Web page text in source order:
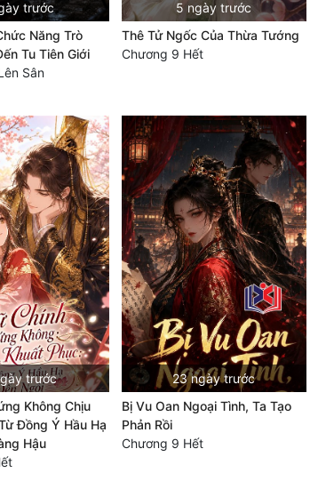
trước
Năng Trò
Tu Tiên Giới
Sân
5 ngày trước
Thê Tử Ngốc Của Thừa Tướng
Chương 9 Hết
trước
Không Chịu
Đồng Ý Hầu Hạ
Hậu
23 ngày trước
Bị Vu Oan Ngoại Tình, Ta Tạo
Phản Rồi
Chương 9 Hết